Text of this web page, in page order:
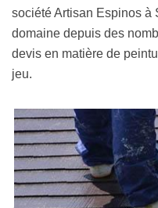
société Artisan Espinos à
domaine depuis des
devis en matière de
jeu.